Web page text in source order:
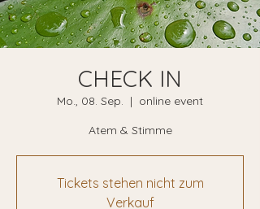
CHECK IN
Mo., 08. Sep.
  |
online event
Atem & Stimme
Tickets stehen nicht zum
Verkauf